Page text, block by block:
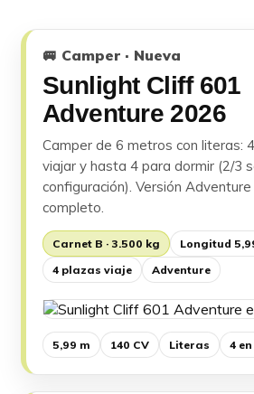
🚐 Camper · Nueva
Sunlight Cliff 601
Adventure 2026
Camper de 6 metros con literas:
viajar y hasta 4 para dormir (2/3
configuración). Versión
completo.
Carnet B · 3.500 kg Longitud
4 plazas viaje
Adventure
5,99 m 140 CV Literas 4